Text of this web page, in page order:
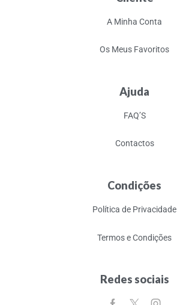
A Minha Conta
Os Meus Favoritos
Ajuda
FAQ’S
Contactos
Condições
Política de Privacidade
Termos e Condições
Redes sociais